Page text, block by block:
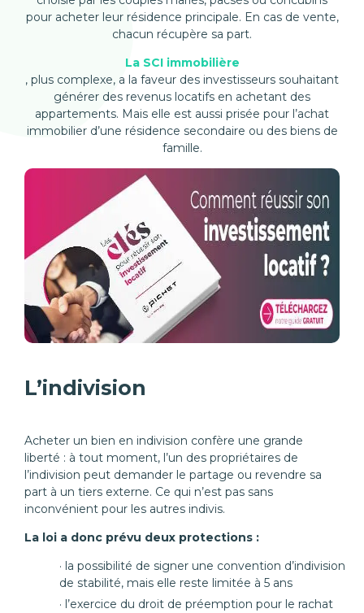
pour acheter leur résidence principale. En cas de vente,
chacun récupère sa part.
La SCI immobilière
, plus complexe, a la faveur des investisseurs souhaitant
générer des revenus locatifs en achetant des
appartements. Mais elle est aussi prisée pour l’achat
immobilier d’une résidence secondaire ou des biens de
famille.
L’indivision
Acheter un bien en indivision confère une grande
liberté : à tout moment, l’un des propriétaires de
l’indivision peut demander le partage ou revendre sa
part à un tiers externe. Ce qui n’est pas sans
inconvénient pour les autres indivis.
La loi a donc prévu deux protections :
la possibilité de signer une convention d’indivision
de stabilité, mais elle reste limitée à 5 ans
l’exercice du droit de préemption pour le rachat